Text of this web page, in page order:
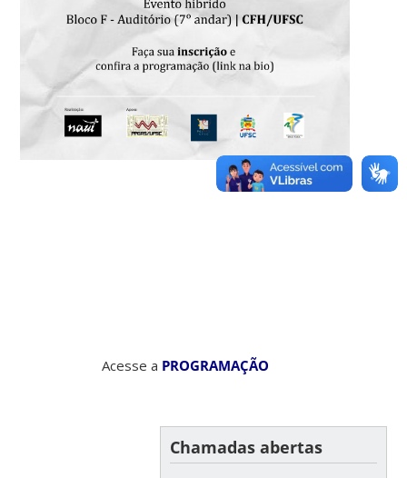
Acesse a PROGRAMAÇÃO
Chamadas abertas